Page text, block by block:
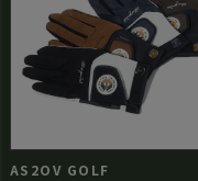
AS2OV GOLF